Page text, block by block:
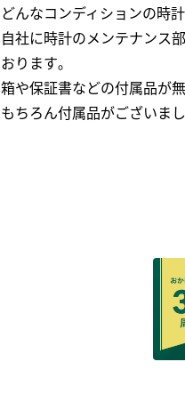
どんなコンディションの時
自社に時計のメンテナンス
おります｡
箱や保証書などの付属品が
もちろん付属品がございま